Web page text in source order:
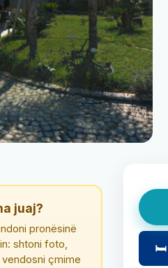
juaj?
pronësinë
shtoni foto,
çmime
🛏